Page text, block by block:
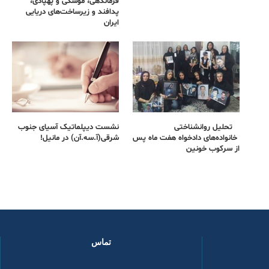
پدافند و زیرساخت‌های دریایی
ایران
تحلیل روانشناختی
خانواده‌های دادخواه هفت ماه پس
از سرکوب خونین
نشست دیپلماتیک آسیای جنوب
شرقی‌(آ.سه.آن) در مانیل!
تماس